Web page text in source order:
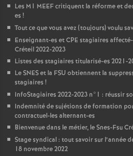
Les M1 MEEFcritiquent la réforme et
es !
Tout ce que vous avez (toujours) voulu
Enseignant-es etCPE stagiaires
Créteil 2022-2023
Listes des stagiaires titularisé-es 2021-
LeSNESet la FSU obtiennent la
stagiaires !
InfoStagiaires 2022-2023 n°1 : réussir
Indemnité de sujétions de formation
contractuel-les alternant-es
Bienvenue dans le métier, le Snes-Fsu
Stage syndical : tout savoir sur l’année
18 novembre 2022